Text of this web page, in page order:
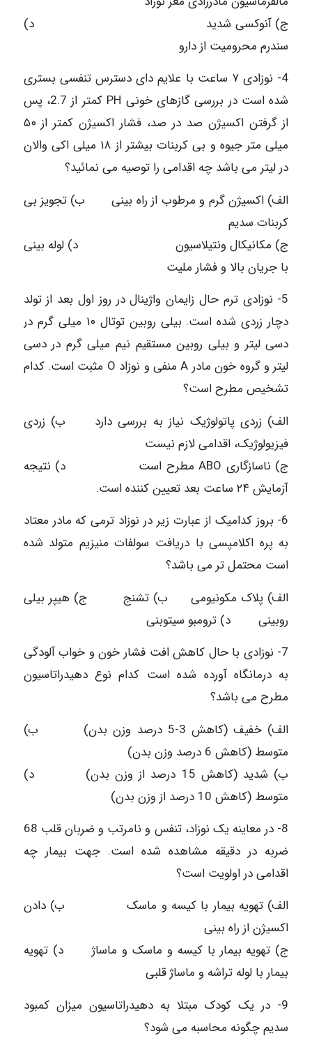
ج) آنوکسی شدید د)
سندرم محرومیت از دارو
4- نوزادی ۷ ساعت با علایم دای دسترس تنفسی بستری
شده است در بررسی گازهای خونی PH کمتر از 2.7، پس
از گرفتن اکسیژن صد در صد، فشار اکسیژن کمتر از ۵۰
میلی متر جیوه و بی کربنات بیشتر از ۱۸ میلی اکی والان
در لیتر می باشد چه اقدامی را توصیه می نمائید؟
الف) اکسیژن گرم و مرطوب از راه بینی ب) تجویز بی
کربنات سدیم
ج) مکانیکال ونتیلاسیون د) لوله بینی
با جریان بالا و فشار ملیت
5- نوزادی ترم حال زایمان واژینال در روز اول بعد از تولد
دچار زردی شده است. بیلی روبین توتال ۱۰ میلی گرم در
دسی لیتر و بیلی روبین مستقیم نیم میلی گرم در دسی
لیتر و گروه خون مادر A منفی و نوزاد O مثبت است. کدام
تشخیص مطرح است؟
الف) زردی پاتولوژیک نیاز به بررسی دارد ب) زردی
فیزیولوژیک، اقدامی لازم نیست
ج) ناسازگاری ABO مطرح است د) نتیجه
آزمایش ۲۴ ساعت بعد تعيين کننده است.
6- بروز کدامیک از عبارت زیر در نوزاد ترمی که مادر معتاد
به پره اکلامپسی با دریافت سولفات منیزیم متولد شده
است محتمل تر می باشد؟
الف) پلاک مکونیومی ب) تشنج ج) هیپر بیلی
روبینی د) ترومبو سیتوبنی
7- نوزادی با حال کاهش افت فشار خون و خواب آلودگی
به درمانگاه آورده شده است کدام نوع دهيدراتاسيون
مطرح می باشد؟
الف) خفیف (کاهش 3-5 درصد وزن بدن) ب)
متوسط (کاهش 6 درصد وزن بدن)
ب) شدید (کاهش 15 درصد از وزن بدن) د)
متوسط (کاهش 10 درصد از وزن بدن)
8- در معاینه یک نوزاد، تنفس و نامرتب و ضربان قلب 68
ضربه در دقیقه مشاهده شده است. جهت بیمار چه
اقدامی در اولویت است؟
الف) تهویه بیمار با کیسه و ماسک ب) دادن
اکسیژن از راه بینی
ج) تهویه بیمار با کیسه و ماسک و ماساژ د) تهویه
بیمار با لوله تراشه و ماساژ قلبی
9- در یک کودک مبتلا به دهیدراتاسیون میزان کمبود
سدیم چگونه محاسبه می شود؟